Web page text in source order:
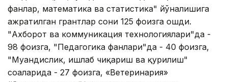
фанлар, математика ва статистика" йўналишига
ажратилган грантлар сони 125 фоизга ошди.
"Ахборот ва коммуникация технологиялари"да -
98 фоизга, "Педагогика фанлари"да - 40 фоизга,
"Муҳандислик, ишлаб чиқариш ва қурилиш"
соҳаларида - 27 фоизга, «Ветеринария»